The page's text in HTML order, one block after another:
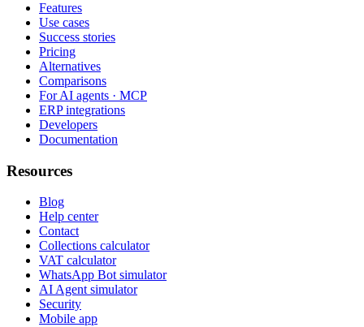
Features
Use cases
Success stories
Pricing
Alternatives
Comparisons
For AI agents · MCP
ERP integrations
Developers
Documentation
Resources
Blog
Help center
Contact
Collections calculator
VAT calculator
WhatsApp Bot simulator
AI Agent simulator
Security
Mobile app